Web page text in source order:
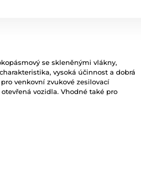
se skleněnými vlákny,
vysoká účinnost a dobrá
venkovní zvukové zesilovací
vozidla. Vhodné také pro